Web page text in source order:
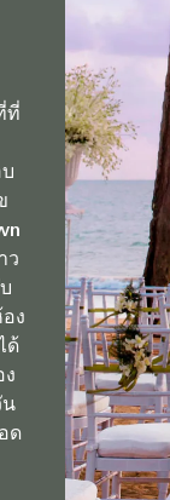
ที่
ว
ง
ด้
ง
น
ด